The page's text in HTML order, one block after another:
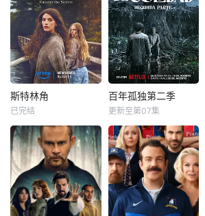
斯特林角
基恩·鲁法洛
17岁的纽约少女An
nie（艾拉·鲁宾
饰）和双胞胎哥哥
由养父抚养长大。
她无意中继承了神
斯特林角
已完结
百年孤独第二季
罗兰·索菲亚
马孔多迎来了艰难
的时刻，乌苏拉·伊
瓜兰的诅咒成真，
和平越来越难维
持…… &amp;nbsp;
百年孤独第二季
更新至第07集